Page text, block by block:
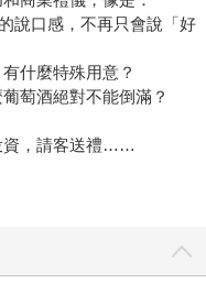
說口感，不再只會說「好
什麼特殊用意？
萄酒絕對不能倒滿？
資，請客送禮……